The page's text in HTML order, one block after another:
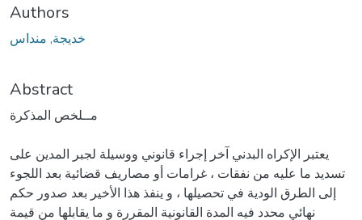
Authors
خديجة, منداس
Abstract
مــلخص المذكرة
يعتبر الإكراه البدني آخر إجراء قانوني ووسيلة لجبر المدين على
تسديد ما عليه من نفقات ، غرامات أو مصاريف قضائية بعد اللجوء
إلى الطرق الودية في تحصيلها ، و ينفذ هذا الأخير بعد صدور حكم
نهائي محدد فيه المدة القانونية المقررة و ما يقابلها من قيمة